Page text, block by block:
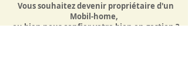
Vous souhaitez devenir propriétaire d'un
Mobil-home,
ou bien nous confier votre bien en gestion ?